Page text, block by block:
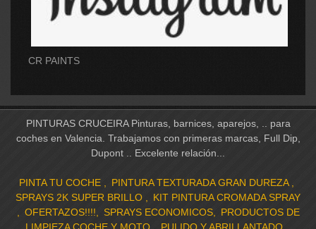
CR PAINTS
PINTURAS CRUCEIRA Pinturas, barnices, aparejos, .. para
coches en Valencia. Trabajamos con primeras marcas, Full Dip,
Dupont .. Excelente relación...
PINTA TU COCHE
PINTURA TEXTURADA GRAN DUREZA
SPRAYS 2K SUPER BRILLO
KIT PINTURA CROMADA SPRAY
OFERTAZOS!!!!
SPRAYS ECONOMICOS
PRODUCTOS DE
LIMPIEZA COCHE Y MOTO
PULIDO Y ABRILLANTADO